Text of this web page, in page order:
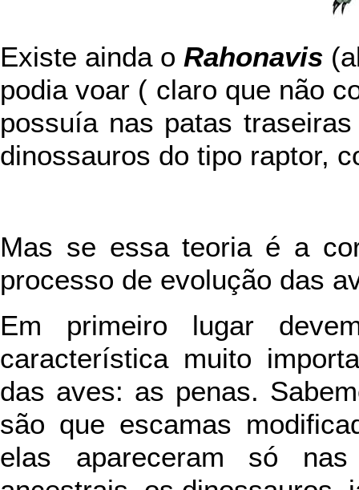
Existe ainda o Rahonavis
podia voar ( claro que não
possuía nas patas
dinossauros do tipo raptor,
Mas se essa teoria é a
processo de evolução das
Em primeiro lugar
característica muito
das aves: as penas.
são que escamas
elas apareceram só